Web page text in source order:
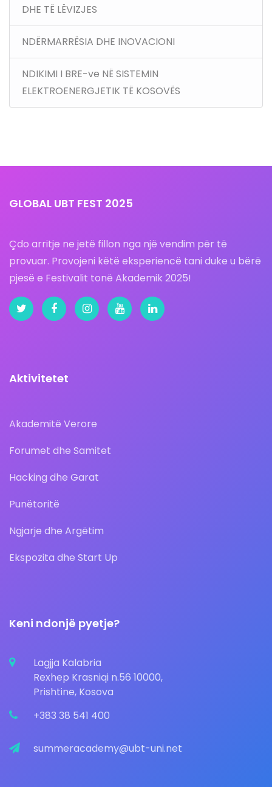
DHE TË LËVIZJES
NDËRMARRËSIA DHE INOVACIONI
NDIKIMI I BRE-ve NË SISTEMIN
ELEKTROENERGJETIK TË KOSOVËS
GLOBAL UBT FEST 2025
Çdo arritje ne jetë fillon nga një vendim për të
provuar. Provojeni këtë eksperiencë tani duke u bërë
pjesë e Festivalit tonë Akademik 2025!
Aktivitetet
Akademitë Verore
Forumet dhe Samitet
Hacking dhe Garat
Punëtoritë
Ngjarje dhe Argëtim
Ekspozita dhe Start Up
Keni ndonjë pyetje?
Lagjja Kalabria
Rexhep Krasniqi n.56 10000,
Prishtine, Kosova
+383 38 541 400
summeracademy@ubt-uni.net